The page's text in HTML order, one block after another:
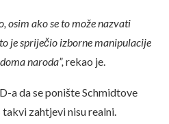
osim ako se to može nazvati
je spriječio izborne manipulacije
naroda”, rekao je.
a da se ponište Schmidtove
zahtjevi nisu realni.